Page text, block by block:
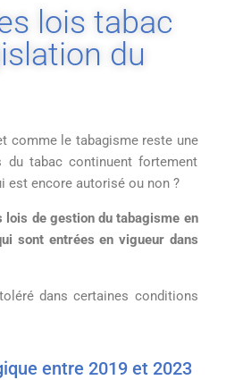
lois tabac
du
comme le tabagisme reste une
tabac continuent fortement
est encore autorisé ou non ?
lois de gestion du tabagisme en
sont entrées en vigueur dans
dans certaines conditions
entre 2019 et 2023